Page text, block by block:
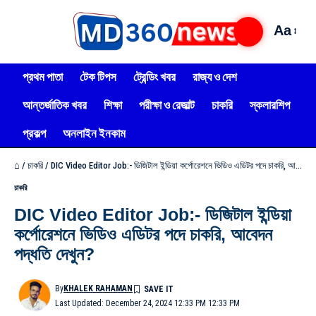
Aa
প্রথম পাতা টেক টিপস ট্রেন্ডিং খবর
রাজ্য ও দেশ
আন্তর্জাতিক খবর
শিক্ষা পরীক্ষা ও রেজাল্ট চাকরি
স্কলারশিপ
প্রকল্প
অনলাইন ইনকাম
⌂ / চাকরি / DIC Video Editor Job:- ডিজিটাল ইন্ডিয়া কর্পোরেশনে ভিডিও এডিটর পদে চাকরি, আবেদন পদ্ধতি দেখুন?
চাকরি
DIC Video Editor Job:- ডিজিটাল ইন্ডিয়া
কর্পোরেশনে ভিডিও এডিটর পদে চাকরি, আবেদন
পদ্ধতি দেখুন?
Last Updated: December 24, 2024 12:33 PM 12:33 PM
ByKHALEK RAHAMAN